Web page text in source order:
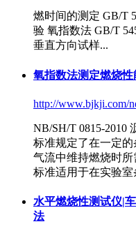
燃时间的测定 GB/T
验 氧指数法 GB/T
垂直方向试样...
氧指数法测定燃烧性
http://www.bjkji.com/
NB/SH/T 0815-2010
标准规定了在一定
气流中维持燃烧时
标准适用于在实验
水平燃烧性测试仪|
法